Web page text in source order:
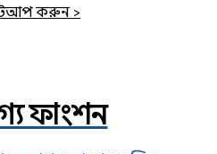
করুন >
ফাংশন